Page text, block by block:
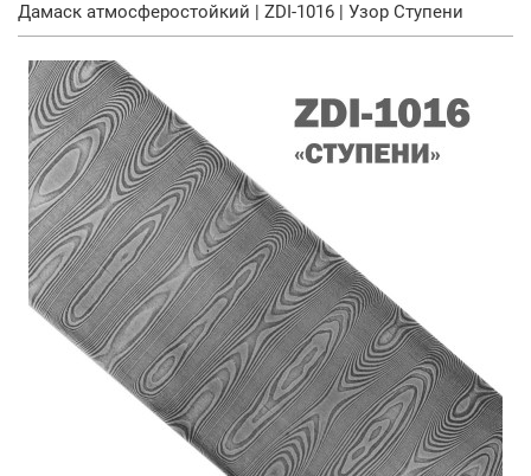
Дамаск атмосферостойкий | ZDI-1016 | Узор Ступени